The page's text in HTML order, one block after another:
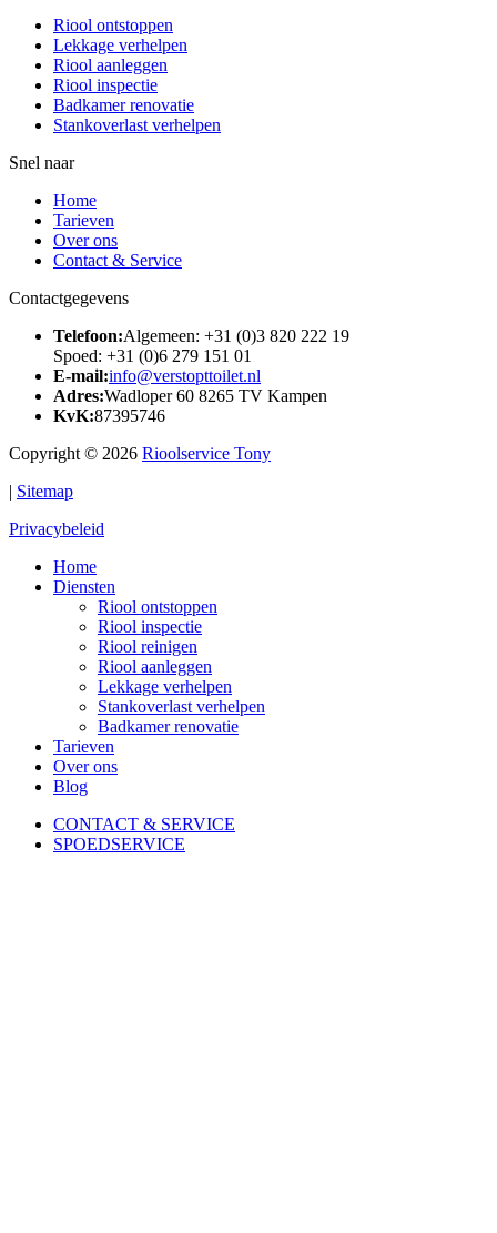
Riool ontstoppen
Lekkage verhelpen
Riool aanleggen
Riool inspectie
Badkamer renovatie
Stankoverlast verhelpen
Snel naar
Home
Tarieven
Over ons
Contact & Service
Contactgegevens
Telefoon:Algemeen: +31 (0)3 820 222 19
Spoed: +31 (0)6 279 151 01
E-mail:info@verstopttoilet.nl
Adres:Wadloper 60 8265 TV Kampen
KvK:87395746
Copyright © 2026 Rioolservice Tony
| Sitemap
Privacybeleid
Home
Diensten
Riool ontstoppen
Riool inspectie
Riool reinigen
Riool aanleggen
Lekkage verhelpen
Stankoverlast verhelpen
Badkamer renovatie
Tarieven
Over ons
Blog
CONTACT & SERVICE
SPOEDSERVICE